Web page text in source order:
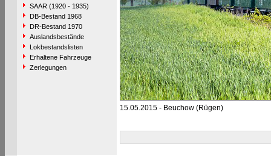
SAAR (1920 - 1935)
DB-Bestand 1968
DR-Bestand 1970
Auslandsbestände
Lokbestandslisten
Erhaltene Fahrzeuge
Zerlegungen
15.05.2015 - Beuchow (Rügen)